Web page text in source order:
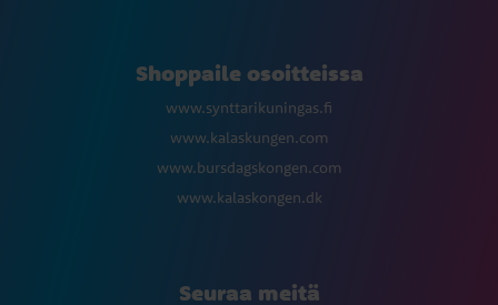
Shoppaile osoitteissa
www.synttarikuningas.fi
www.kalaskungen.com
www.bursdagskongen.com
www.kalaskongen.dk
Seuraa meitä